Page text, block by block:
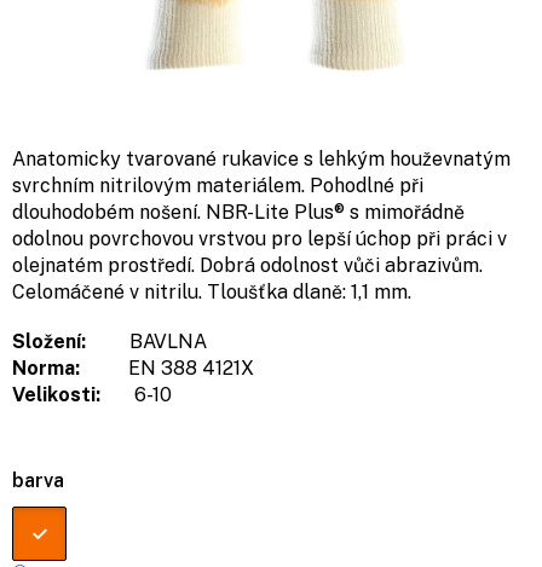
barva
Anatomicky tvarované rukavice s lehkým houževnatým
svrchním nitrilovým materiálem. Pohodlné při
dlouhodobém nošení. NBR-Lite Plus® s mimořádně
odolnou povrchovou vrstvou pro lepší úchop při práci v
olejnatém prostředí. Dobrá odolnost vůči abrazivům.
Celomáčené v nitrilu. Tloušťka dlaně: 1,1 mm.
Složení:
BAVLNA
Norma:
EN 388 4121X
Velikosti:
6-10